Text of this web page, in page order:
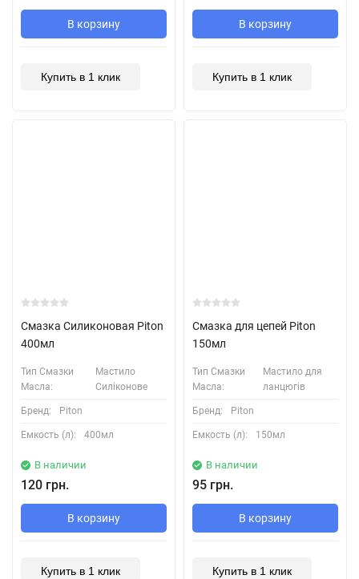
В корзину
Купить в 1 клик
В корзину
Купить в 1 клик
Смазка Силиконовая Piton
400мл
Тип Смазки
Масла:
Мастило
Силіконове
Бренд: Piton
Емкость (л): 400мл
В наличии
120 грн.
В корзину
Купить в 1 клик
Смазка для цепей Piton
150мл
Тип Смазки
Масла:
Мастило для
ланцюгів
Бренд: Piton
Емкость (л): 150мл
В наличии
95 грн.
В корзину
Купить в 1 клик